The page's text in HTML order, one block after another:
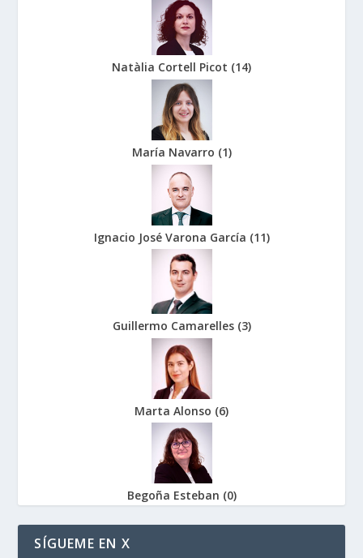
Natàlia Cortell Picot (14)
María Navarro (1)
Ignacio José Varona García (11)
Guillermo Camarelles (3)
Marta Alonso (6)
Begoña Esteban (0)
SÍGUEME EN X